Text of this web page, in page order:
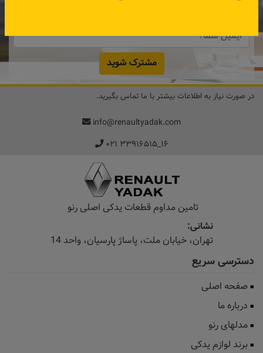
مشترک شوید
در صورت نیاز به اطلاعات بیشتر با ما تماس بگیرید.
info@renaultyadak.com
۰۲۱ ۳۳۹۱۶۵۱۵_۱۶
تامین مداوم قطعات یدکی اصلی رنو
نشانی:
تهران، خیابان‌ ملت، پاساژ‌ پارسیان، واحد 14
دسترسی سریع
صفحه اصلی
درباره ما
مدلهای رنو
برند لوازم یدکی